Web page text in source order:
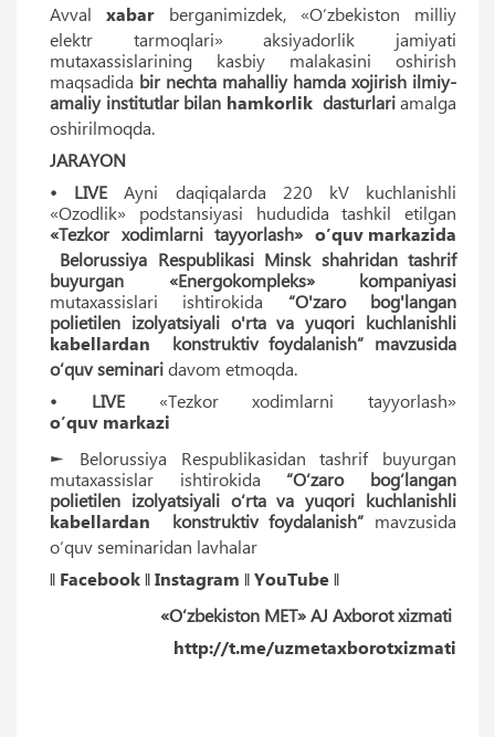
Avvalxabarberganimizdek, «O‘zbekiston milliy
elektr tarmoqlari» aksiyadorlik jamiyati
mutaxassislarining kasbiy malakasini oshirish
maqsadida bir nechta mahalliy hamda xojirish ilmiy-
amaliy institutlar bilan hamkorlik dasturlariamalga
oshirilmoqda.
JARAYON
• LIVE Ayni daqiqalarda 220 kV kuchlanishli
«Ozodlik» podstansiyasi hududida tashkil etilgan
«Tezkor xodimlarni tayyorlash» o’quv markazida
Belorussiya Respublikasi Minsk shahridan tashrif
buyurgan «Energokompleks» kompaniyasi
mutaxassislari ishtirokida “O'zaro bog'langan
polietilen izolyatsiyali o'rta va yuqori kuchlanishli
kabellardan
konstruktiv foydalanish” mavzusida
o‘quv seminaridavom etmoqda.
• LIVE «Tezkor xodimlarni tayyorlash»
o’quv markazi
► Belorussiya Respublikasidan tashrif buyurgan
mutaxassislar ishtirokida“O‘zaro bog‘langan
polietilen izolyatsiyali o‘rta va yuqori kuchlanishli
kabellardan
konstruktiv foydalanish” mavzusida
o‘quv seminaridan lavhalar
‖ Facebook‖Instagram ‖YouTube‖
«O‘zbekiston MET» AJ Axborot xizmati
http://t.me/uzmetaxborotxizmati